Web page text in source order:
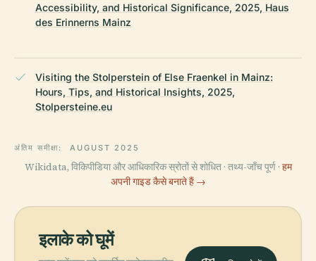
Accessibility, and Historical Significance, 2025, Haus
des Erinnerns Mainz
Visiting the Stolperstein of Else Fraenkel in Mainz:
Hours, Tips, and Historical Insights, 2025,
Stolpersteine.eu
अंतिम समीक्षा: AUGUST 2025
Wikidata, विकिपीडिया और आधिकारिक स्रोतों से शोधित · तथ्य-जाँच पूर्ण · हम
अपनी गाइड कैसे बनाते हैं →
इलाके को घूमें